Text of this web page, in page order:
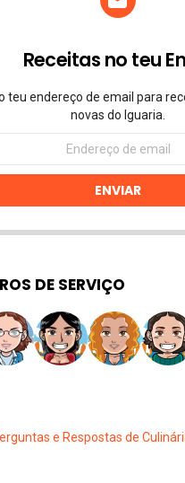
Receitas no teu
teu endereço de email para
novas do Iguaria.
ENVIAR
DE SERVIÇO
e Respostas de